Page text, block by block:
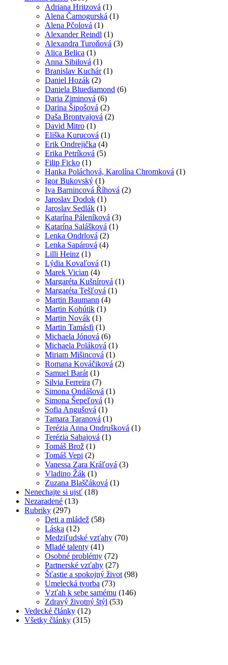
Adriana Hritzová (1)
Alena Čarnogurská (1)
Alena Pčolová (1)
Alexander Reindl (1)
Alexandra Turoňová (3)
Alica Belica (1)
Anna Sibilová (1)
Branislav Kuchár(1)
Daniel Hozák (2)
Daniela Bluediamond (6)
Daria Ziminová (6)
Darina Šipošová (2)
Daša Brontvajová (2)
David Mitro (1)
Eliška Kurucová (1)
Erik Ondrejička (4)
Erika Petríková (5)
Filip Ficko (1)
Hanka Poláchová, Karolína Chromková (1)
Igor Bukovský (1)
Iva Barnincová Říhová (2)
Jaroslav Dodok (1)
Jaroslav Sedlák (1)
Katarína Páleníková (3)
Katarína Salášková (1)
Lenka Ondrlová (2)
Lenka Sapárová (4)
Lilli Heinz (1)
Lýdia Kovaľová (1)
Marek Vician (4)
Margaréta Kušnírová (1)
Margaréta Tešľová (1)
Martin Baumann (4)
Martin Kohútik (1)
Martin Novák (1)
Martin Tamásfi (1)
Michaela Jónová (6)
Michaela Poláková (1)
Miriam Mišincová (1)
Romana Kováčiková (2)
Samuel Barát (1)
Silvia Ferreira (7)
Simona Ondášová (1)
Simona Šepeľová (1)
Sofia Angušová (1)
Tamara Taranová (1)
Terézia Anna Ondrušková (1)
Terézia Sabajová (1)
Tomáš Brož (1)
Tomáš Vepi (2)
Vanessa Zara Kráľová (3)
Vladino Žák (1)
Zuzana Blaščáková (1)
Nenechajte si ujsť (18)
Nezaradené (13)
Rubriky (297)
Deti a mládež (58)
Láska (12)
Medziľudské vzťahy (70)
Mladé talenty (41)
Osobné problémy (72)
Partnerské vzťahy (27)
Šťastie a spokojný život (98)
Umelecká tvorba (73)
Vzťah k sebe samému (146)
Zdravý životný štýl (53)
Vedecké články (12)
Všetky články (315)